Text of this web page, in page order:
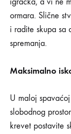
ormara. Slične
i radite skupa sa
spremanja.
Maksimalno
U maloj
slobodnog
krevet postavite